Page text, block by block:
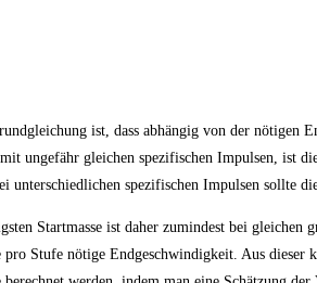
ist, dass abhängig von der nötigen
ungefähr gleichen spezifischen Impulsen, ist
unterschiedlichen spezifischen Impulsen sollte
Startmasse ist daher zumindest bei
Stufe nötige Endgeschwindigkeit. Aus dieser